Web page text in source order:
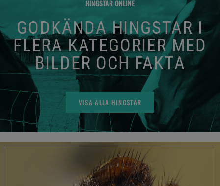
HINGSTAR ONLINE
GODKÄNDA HINGSTAR I
FLERA KATEGORIER MED
BILDER OCH FAKTA
VISA ALLA HINGSTAR